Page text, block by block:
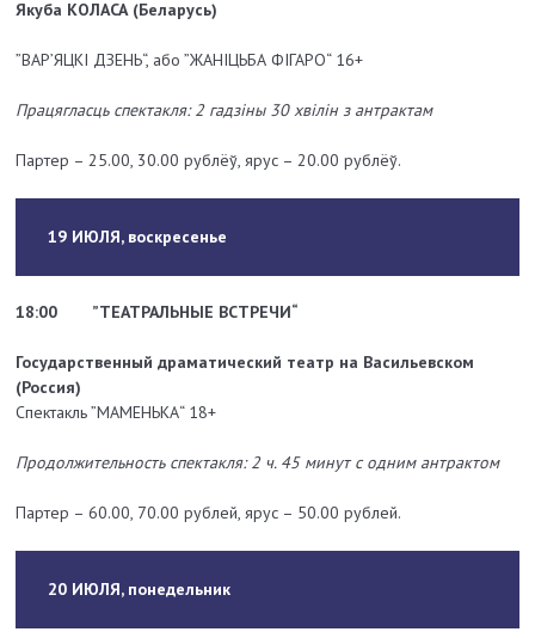
Якуба КОЛАСА (Беларусь)
”ВАР’ЯЦКІ ДЗЕНЬ“, або ”ЖАНІЦЬБА ФІГАРО“ 16+
Працягласць спектакля: 2 гадзіны 30 хвілін з антрактам
Партер – 25.00, 30.00 рублёў, ярус – 20.00 рублёў.
19 ИЮЛЯ, воскресенье
18:00 ”ТЕАТРАЛЬНЫЕ ВСТРЕЧИ“
Государственный драматический театр на Васильевском
(Россия)
Спектакль ”МАМЕНЬКА“ 18+
Продолжительность спектакля: 2 ч. 45 минут с одним антрактом
Партер – 60.00, 70.00 рублей, ярус – 50.00 рублей.
20 ИЮЛЯ, понедельник